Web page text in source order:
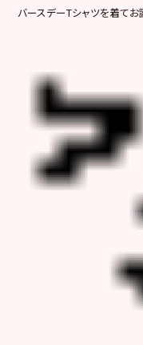
バースデーTシャツを着てお